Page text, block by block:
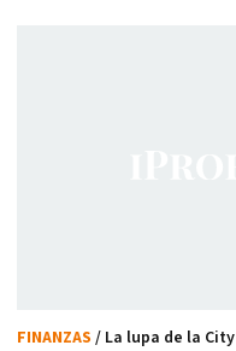
FINANZAS / La lupa de la City